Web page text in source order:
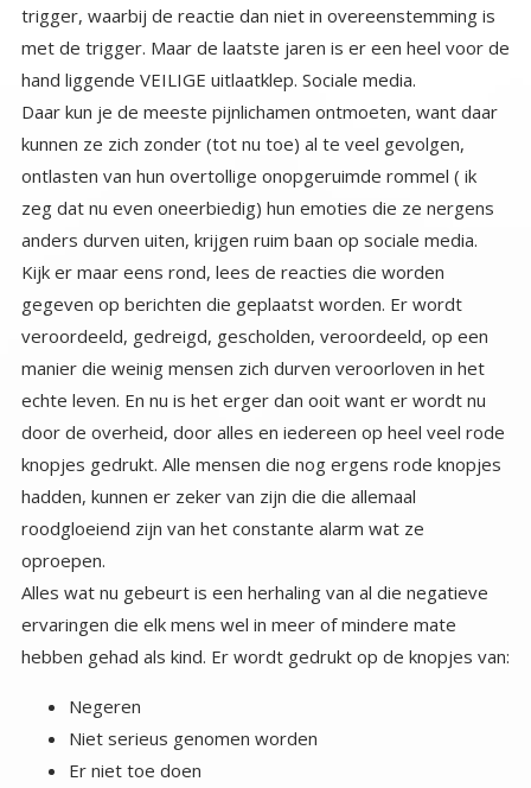
hand liggende VEILIGE uitlaatklep. Sociale media.
Daar kun je de meeste pijnlichamen ontmoeten, want daar
kunnen ze zich zonder (tot nu toe) al te veel gevolgen,
ontlasten van hun overtollige onopgeruimde rommel ( ik
zeg dat nu even oneerbiedig) hun emoties die ze nergens
anders durven uiten, krijgen ruim baan op sociale media.
Kijk er maar eens rond, lees de reacties die worden
gegeven op berichten die geplaatst worden. Er wordt
veroordeeld, gedreigd, gescholden, veroordeeld, op een
manier die weinig mensen zich durven veroorloven in het
echte leven. En nu is het erger dan ooit want er wordt nu
door de overheid, door alles en iedereen op heel veel rode
knopjes gedrukt. Alle mensen die nog ergens rode knopjes
hadden, kunnen er zeker van zijn die die allemaal
roodgloeiend zijn van het constante alarm wat ze
oproepen.
Alles wat nu gebeurt is een herhaling van al die negatieve
ervaringen die elk mens wel in meer of mindere mate
hebben gehad als kind. Er wordt gedrukt op de knopjes van:
Negeren
Niet serieus genomen worden
Er niet toe doen